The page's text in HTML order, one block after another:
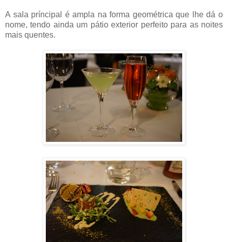
A sala príncipal é ampla na forma geométrica que lhe dá o
nome, tendo ainda um pátio exterior perfeito para as noites
mais quentes.